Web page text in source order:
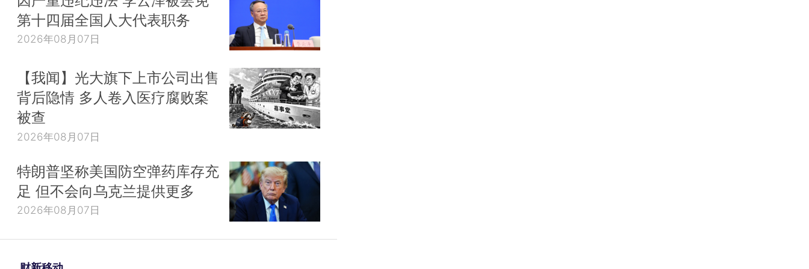
第十四届全国人大代表职务
2026年08月07日
【我闻】光大旗下上市公司出售
背后隐情 多人卷入医疗腐败案
被查
2026年08月07日
特朗普坚称美国防空弹药库存充
足 但不会向乌克兰提供更多
2026年08月07日